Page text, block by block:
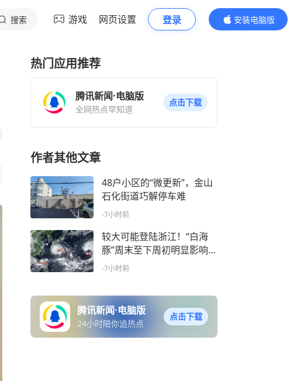
搜索 游戏 网页设置 登录
安装电脑版
内容更精彩
热门应用推荐
腾讯新闻·电脑版
全网热点早知道
点击下载
作者其他文章
48户小区的“微更新”，金山
石化街道巧解停车难
-7小时前
较大可能登陆浙江！“白海
豚”周末至下周初明显影响上
海
-7小时前
腾讯新闻·电脑版
24小时陪你追热点
点击下载